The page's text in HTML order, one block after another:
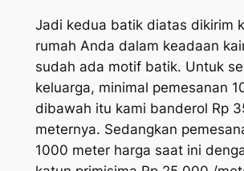
Jadi kedua batik diatas dikirim
rumah Anda dalam keadaan
sudah ada motif batik. Untuk
keluarga, minimal pemesanan
dibawah itu kami banderol Rp
meternya. Sedangkan
1000 meter harga saat ini